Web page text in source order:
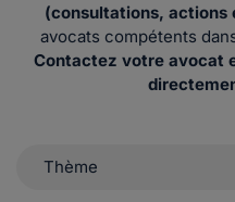
(consultations,
avocats compétents
Contactez votre avocat
Thème